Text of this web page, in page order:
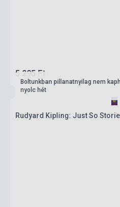
5 295 Ft
Boltunkban pillanatnyilag nem
nyolc hét
Rudyard Kipling: Just So